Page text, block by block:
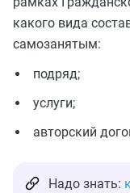
какого вида
самозанятым:
подряд;
услуги;
авторский
Надо знать: